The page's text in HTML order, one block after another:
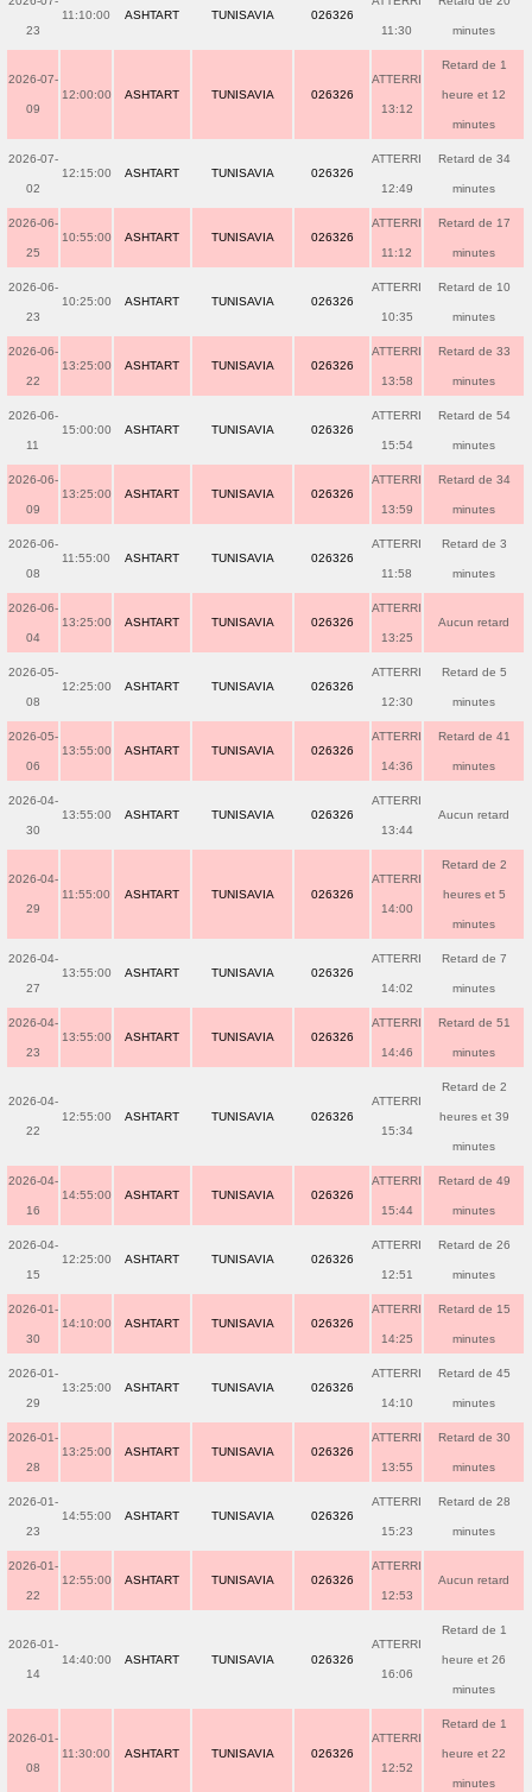
23
11:10:00 ASHTART TUNISAVIA 026326
11:30 minutes
2026-07-
09
12:00:00 ASHTART TUNISAVIA 026326
ATTERRI
13:12
Retard de 1
heure et 12
minutes
2026-07-
02
12:15:00 ASHTART TUNISAVIA 026326
ATTERRI
12:49
Retard de 34
minutes
2026-06-
25
10:55:00 ASHTART TUNISAVIA 026326
ATTERRI
11:12
Retard de 17
minutes
2026-06-
23
10:25:00 ASHTART TUNISAVIA 026326
ATTERRI
10:35
Retard de 10
minutes
2026-06-
22
13:25:00 ASHTART TUNISAVIA 026326
ATTERRI
13:58
Retard de 33
minutes
2026-06-
11
15:00:00 ASHTART TUNISAVIA 026326
ATTERRI
15:54
Retard de 54
minutes
2026-06-
09
13:25:00 ASHTART TUNISAVIA 026326
ATTERRI
13:59
Retard de 34
minutes
2026-06-
08
11:55:00 ASHTART TUNISAVIA 026326
ATTERRI
11:58
Retard de 3
minutes
2026-06-
04
13:25:00 ASHTART TUNISAVIA 026326
ATTERRI
13:25
Aucun retard
2026-05-
08
12:25:00 ASHTART TUNISAVIA 026326
ATTERRI
12:30
Retard de 5
minutes
2026-05-
06
13:55:00 ASHTART TUNISAVIA 026326
ATTERRI
14:36
Retard de 41
minutes
2026-04-
30
13:55:00 ASHTART TUNISAVIA 026326
ATTERRI
13:44
Aucun retard
2026-04-
29
11:55:00 ASHTART TUNISAVIA 026326
ATTERRI
14:00
Retard de 2
heures et 5
minutes
2026-04-
27
13:55:00 ASHTART TUNISAVIA 026326
ATTERRI
14:02
Retard de 7
minutes
2026-04-
23
13:55:00 ASHTART TUNISAVIA 026326
ATTERRI
14:46
Retard de 51
minutes
2026-04-
22
12:55:00 ASHTART TUNISAVIA 026326
ATTERRI
15:34
Retard de 2
heures et 39
minutes
2026-04-
16
14:55:00 ASHTART TUNISAVIA 026326
ATTERRI
15:44
Retard de 49
minutes
2026-04-
15
12:25:00 ASHTART TUNISAVIA 026326
ATTERRI
12:51
Retard de 26
minutes
2026-01-
30
14:10:00 ASHTART TUNISAVIA 026326
ATTERRI
14:25
Retard de 15
minutes
2026-01-
29
13:25:00 ASHTART TUNISAVIA 026326
ATTERRI
14:10
Retard de 45
minutes
2026-01-
28
13:25:00 ASHTART TUNISAVIA 026326
ATTERRI
13:55
Retard de 30
minutes
2026-01-
23
14:55:00 ASHTART TUNISAVIA 026326
ATTERRI
15:23
Retard de 28
minutes
2026-01-
22
12:55:00 ASHTART TUNISAVIA 026326
ATTERRI
12:53
Aucun retard
2026-01-
14
14:40:00 ASHTART TUNISAVIA 026326
ATTERRI
16:06
Retard de 1
heure et 26
minutes
2026-01-
08
11:30:00 ASHTART TUNISAVIA 026326
ATTERRI
12:52
Retard de 1
heure et 22
minutes